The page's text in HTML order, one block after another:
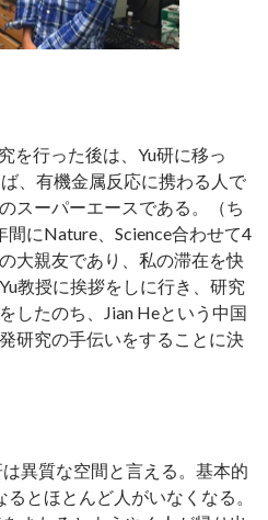
を行った後は、Yu研に移っ
、有機金属反応に携わる人で
スーパーエースである。（ち
にNature、Science合わせて4
大親友であり、私の滞在を快
教授に挨拶をしに行き、研究
したのち、Jian Heという中国
研究の手伝いをすることに決
異質な空間と言える。基本的
とほとんど人がいなくなる。